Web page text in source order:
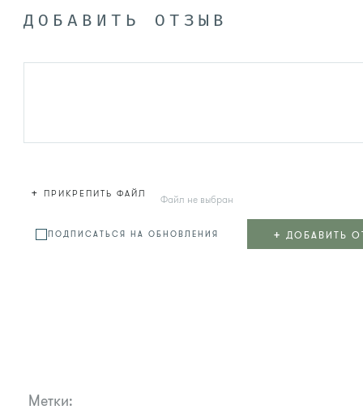
ДОБАВИТЬ ОТЗЫВ
+ ПРИКРЕПИТЬ ФАЙЛ Файл не выбран
ПОДПИСАТЬСЯ НА ОБНОВЛЕНИЯ + ДОБАВИТЬ
Метки: